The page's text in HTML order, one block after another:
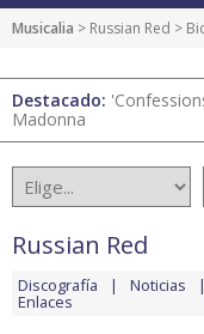
Musicalia > Russian Red >
Destacado:
Madonna
Russian Red
Discografía Noticias
Enlaces